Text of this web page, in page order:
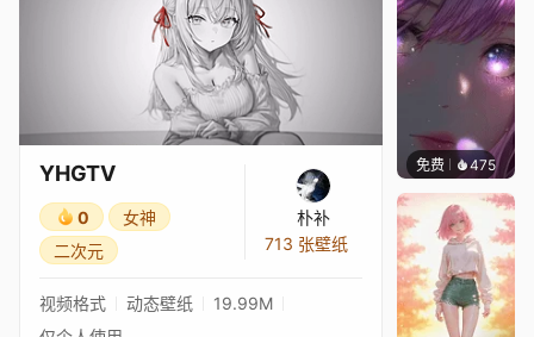
YHGTV
0
女神
二次元
朴补
713 张壁纸
视频格式 动态壁纸
19.99M
免费 475辰东